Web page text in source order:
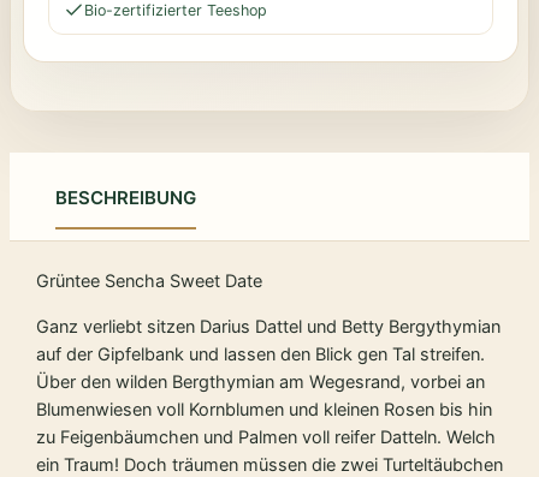
Bio-zertifizierter Teeshop
BESCHREIBUNG
Grüntee Sencha Sweet Date
Ganz verliebt sitzen Darius Dattel und Betty Bergythymian
auf der Gipfelbank und lassen den Blick gen Tal streifen.
Über den wilden Bergthymian am Wegesrand, vorbei an
Blumenwiesen voll Kornblumen und kleinen Rosen bis hin
zu Feigenbäumchen und Palmen voll reifer Datteln. Welch
ein Traum! Doch träumen müssen die zwei Turteltäubchen